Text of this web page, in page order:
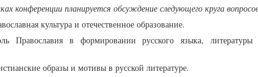
конференции планируется обсуждение следующего круга
культура и отечественное образование.
Православия в формировании русского языка,
образы и мотивы в русской литературе.